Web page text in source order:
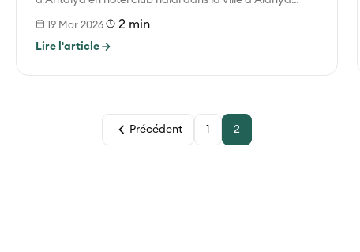
19 Mar 2026 2 min
Lire l'article
Précédent 1 2